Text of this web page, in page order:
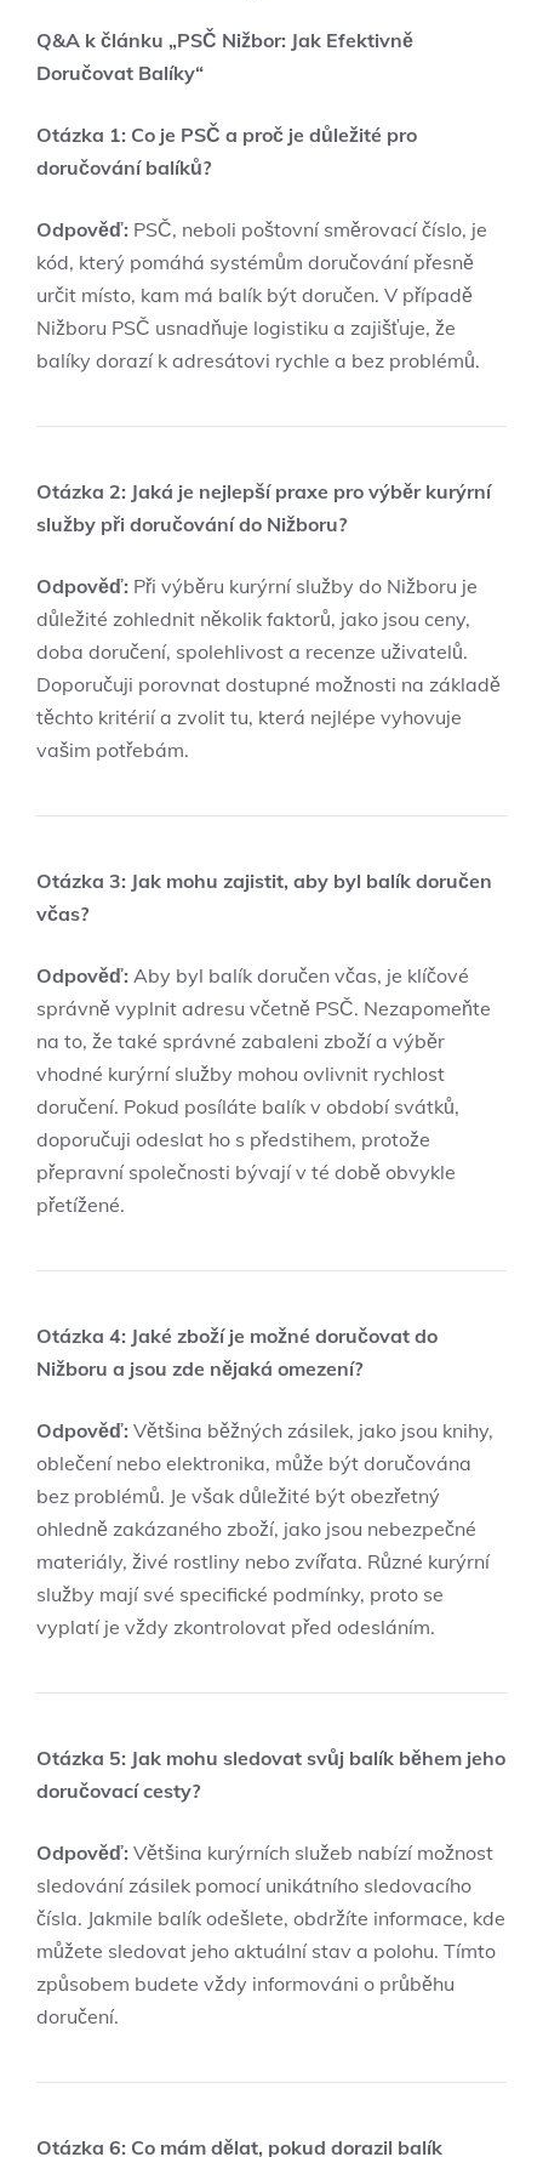
Q&A k článku „PSČ Nižbor: Jak Efektivně
Doručovat Balíky“
Otázka 1: Co je PSČ a proč je důležité pro
doručování balíků?
Odpověď: PSČ, neboli poštovní směrovací číslo, je
kód, který pomáhá systémům doručování přesně
určit místo, kam má balík být doručen. V případě
Nižboru PSČ usnadňuje logistiku a zajišťuje, že
balíky dorazí k adresátovi rychle a bez problémů.
Otázka 2: Jaká je nejlepší praxe pro výběr kurýrní
služby při doručování do Nižboru?
Odpověď: Při výběru kurýrní služby do Nižboru je
důležité zohlednit několik faktorů, jako jsou ceny,
doba doručení, spolehlivost a recenze uživatelů.
Doporučuji porovnat dostupné možnosti na základě
těchto kritérií a zvolit tu, která nejlépe vyhovuje
vašim potřebám.
Otázka 3: Jak mohu zajistit, aby byl balík doručen
včas?
Odpověď: Aby byl balík doručen včas, je klíčové
správně vyplnit adresu včetně PSČ. Nezapomeňte
na to, že také správné zabaleni zboží a výběr
vhodné kurýrní služby mohou ovlivnit rychlost
doručení. Pokud posíláte balík v období svátků,
doporučuji odeslat ho s předstihem, protože
přepravní společnosti bývají v té době obvykle
přetížené.
Otázka 4: Jaké zboží je možné doručovat do
Nižboru a jsou zde nějaká omezení?
Odpověď: Většina běžných zásilek, jako jsou knihy,
oblečení nebo elektronika, může být doručována
bez problémů. Je však důležité být obezřetný
ohledně zakázaného zboží, jako jsou nebezpečné
materiály, živé rostliny nebo zvířata. Různé kurýrní
služby mají své specifické podmínky, proto se
vyplatí je vždy zkontrolovat před odesláním.
Otázka 5: Jak mohu sledovat svůj balík během jeho
doručovací cesty?
Odpověď: Většina kurýrních služeb nabízí možnost
sledování zásilek pomocí unikátního sledovacího
čísla. Jakmile balík odešlete, obdržíte informace, kde
můžete sledovat jeho aktuální stav a polohu. Tímto
způsobem budete vždy informováni o průběhu
doručení.
Otázka 6: Co mám dělat, pokud dorazil balík